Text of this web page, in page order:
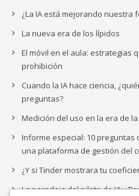
¿La IA está mejorando nuestra
La nueva era de los lípidos
El móvil en el aula: estrategias
prohibición
Cuando la IA hace ciencia,
preguntas?
Medición del uso en la era de la
Informe especial: 10
una plataforma de gestión del
¿Y si Tinder mostrara tu
La paradoja del piloto de IA: